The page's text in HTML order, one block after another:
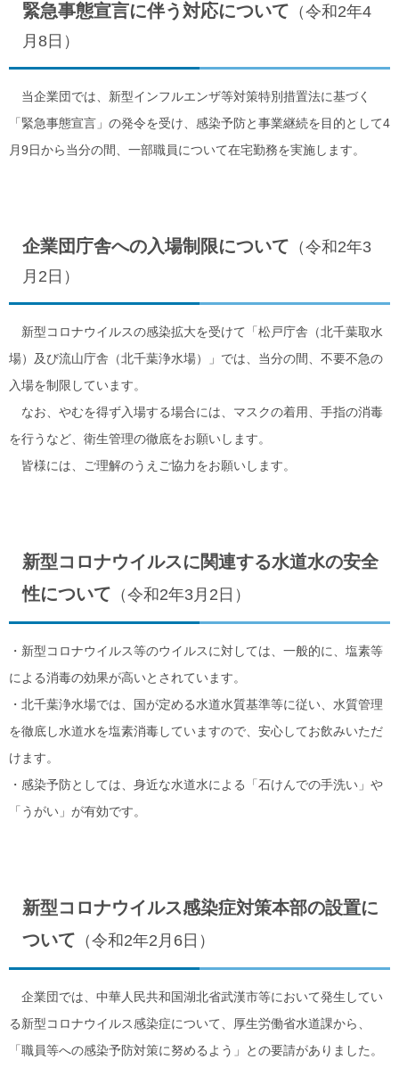
緊急事態宣言に伴う対応について （令和2年4
月8日）
当企業団では、新型インフルエンザ等対策特別措置法に基づく
「緊急事態宣言」の発令を受け、感染予防と事業継続を目的として4
月9日から当分の間、一部職員について在宅勤務を実施します。
企業団庁舎への入場制限について （令和2年3
月2日）
新型コロナウイルスの感染拡大を受けて「松戸庁舎（北千葉取水
場）及び流山庁舎（北千葉浄水場）」では、当分の間、不要不急の
入場を制限しています。
なお、やむを得ず入場する場合には、マスクの着用、手指の消毒
を行うなど、衛生管理の徹底をお願いします。
皆様には、ご理解のうえご協力をお願いします。
新型コロナウイルスに関連する水道水の安全
性について （令和2年3月2日）
・新型コロナウイルス等のウイルスに対しては、一般的に、塩素等
による消毒の効果が高いとされています。
・北千葉浄水場では、国が定める水道水質基準等に従い、水質管理
を徹底し水道水を塩素消毒していますので、安心してお飲みいただ
けます。
・感染予防としては、身近な水道水による「石けんでの手洗い」や
「うがい」が有効です。
新型コロナウイルス感染症対策本部の設置に
ついて （令和2年2月6日）
企業団では、中華人民共和国湖北省武漢市等において発生してい
る新型コロナウイルス感染症について、厚生労働省水道課から、
「職員等への感染予防対策に努めるよう」との要請がありました。